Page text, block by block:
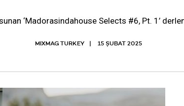
‘Madorasindahouse Selects #6, Pt. 1’
MIXMAG TURKEY 15 ŞUBAT 2025